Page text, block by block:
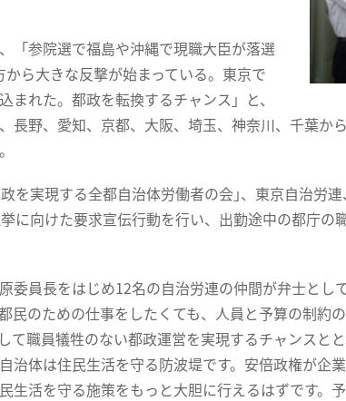
「参院選で福島や沖縄で現職大臣が落選
ら大きな反撃が始まっている。東京で
れた。都政を転換するチャンス」と、
長野、愛知、京都、大阪、埼玉、神奈川、千葉か
を実現する全都自治体労働者の会｣、東京自治労
に向けた要求宣伝行動を行い、出勤途中の都庁の
委員長をはじめ12名の自治労連の仲間が弁士とし
民のための仕事をしたくても、人員と予算の制約
て職員犠牲のない都政運営を実現するチャンスと
治体は住民生活を守る防波堤です。安倍政権が企
生活を守る施策をもっと大胆に行えるはずです。